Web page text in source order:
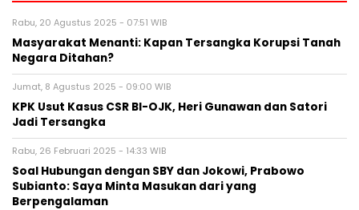
Rabu, 20 Agustus 2025 - 07:51 WIB
Masyarakat Menanti: Kapan Tersangka Korupsi Tanah
Negara Ditahan?
Jumat, 8 Agustus 2025 - 09:00 WIB
KPK Usut Kasus CSR BI-OJK, Heri Gunawan dan Satori
Jadi Tersangka
Rabu, 26 Februari 2025 - 14:33 WIB
Soal Hubungan dengan SBY dan Jokowi, Prabowo
Subianto: Saya Minta Masukan dari yang
Berpengalaman